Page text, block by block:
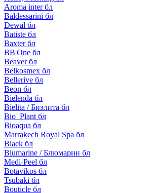
Aroma inter бл
Baldessarini бл
Dewal бл
Batiste бл
Baxter бл
BB|One бл
Beaver бл
Belkosmex бл
Bellerive бл
Beon бл
Bielenda бл
Bielita / Биэлита бл
Bio_Plant бл
Bioaqua бл
Marrakech Royal Spa бл
Black бл
Blumarine / Блюмарин бл
Medi-Peel бл
Botavikos бл
Tsubaki бл
Bouticle бл